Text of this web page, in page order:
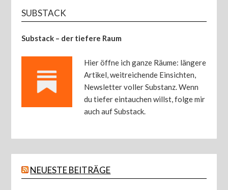
SUBSTACK
Substack – der tiefere Raum
Hier öffne ich ganze Räume: längere
Artikel, weitreichende Einsichten,
Newsletter voller Substanz. Wenn
du tiefer eintauchen willst, folge mir
auch auf Substack.
NEUESTE BEITRÄGE